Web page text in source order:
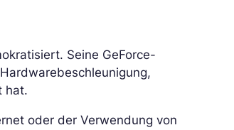
Seine GeForce-
hat.
oder der Verwendung von